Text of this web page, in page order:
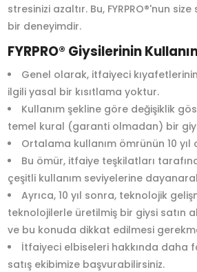
stresinizi azaltır. Bu, FYRPRO®'nun
bir deneyimdir.
FYRPRO® Giysilerinin
Genel olarak, itfaiyeci
ilgili yasal bir kısıtlama yoktur.
Kullanım şekline göre değişiklik
temel kural (garanti olmadan) bir
Ortalama kullanım ömrünün 10
Bu ömür, itfaiye teşkilatları
çeşitli kullanım seviyelerine
Ayrıca, 10 yıl sonra, teknolojik
teknolojilerle üretilmiş bir giysi satın
ve bu konuda dikkat edilmesi
İtfaiyeci elbiseleri hakkında daha
satış ekibimize başvurabilirsiniz.